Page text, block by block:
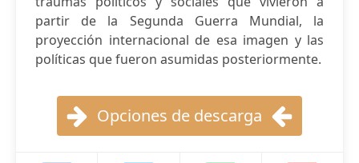
partir de la Segunda Guerra Mundial, la
proyección internacional de esa imagen y las
políticas que fueron asumidas posteriormente.
Opciones de descarga